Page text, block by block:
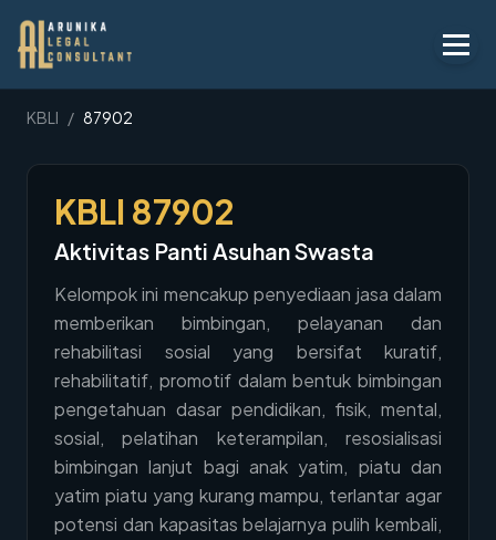
Layanan
Peraturan
KBLI
Tentang
Penawaran
Blog
Hubungi Kami→
KBLI / 87902
KBLI 87902
Aktivitas Panti Asuhan Swasta
Kelompok ini mencakup penyediaan jasa dalam
memberikan bimbingan, pelayanan dan
rehabilitasi sosial yang bersifat kuratif,
rehabilitatif, promotif dalam bentuk bimbingan
pengetahuan dasar pendidikan, fisik, mental,
sosial, pelatihan keterampilan, resosialisasi
bimbingan lanjut bagi anak yatim, piatu dan
yatim piatu yang kurang mampu, terlantar agar
potensi dan kapasitas belajarnya pulih kembali,